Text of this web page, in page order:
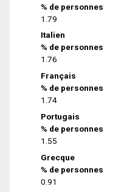
% de personnes
1.79
Italien
% de personnes
1.76
Français
% de personnes
1.74
Portugais
% de personnes
1.55
Grecque
% de personnes
0.91